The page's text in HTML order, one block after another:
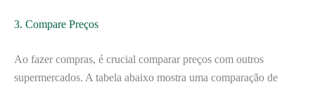
3. Compare Preços
Ao fazer compras, é crucial comparar preços com outros
supermercados. A tabela abaixo mostra uma comparação de